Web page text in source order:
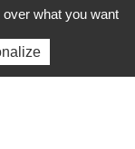
what you want